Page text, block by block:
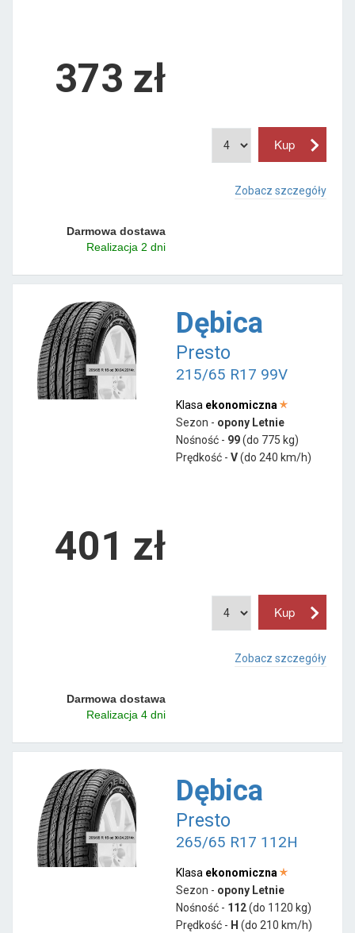
373 zł
Zobacz szczegóły
Darmowa dostawa
Realizacja 2 dni
Dębica
Presto
215/65 R17 99V
Klasa ekonomiczna
Sezon - opony Letnie
Nośność - 99(do 775 kg)
Prędkość - V(do 240 km/h)
401 zł
Zobacz szczegóły
Darmowa dostawa
Realizacja 4 dni
Dębica
Presto
265/65 R17 112H
Klasa ekonomiczna
Sezon - opony Letnie
Nośność - 112(do 1120 kg)
Prędkość - H (do 210 km/h)